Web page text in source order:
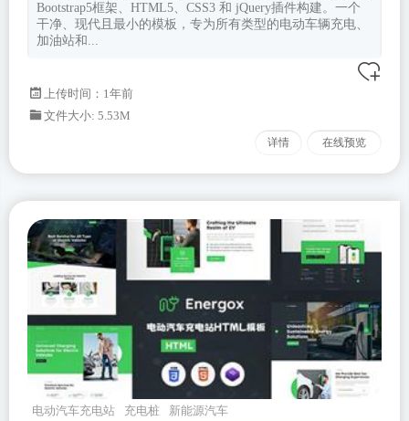
Bootstrap5框架、HTML5、CSS3 和 jQuery插件构建。一个
干净、现代且最小的模板，专为所有类型的电动车辆充电、
加油站和...
上传时间：1年前
文件大小: 5.53M
详情 在线预览
电动汽车充电站 充电桩
新能源汽车